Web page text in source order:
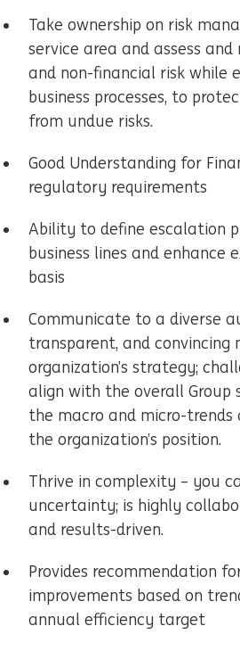
Take ownership on risk
service area and assess
and non-financial risk while
business processes, to
from undue risks.
Good Understanding for
regulatory requirements
Ability to define escalation
business lines and enhance
basis
Communicate to a diverse
transparent, and convincing
organization’s strategy;
align with the overall Group
the macro and micro-
the organization’s position.
Thrive in complexity – you
uncertainty; is highly
and results-driven.
Provides recommendation
improvements based on
annual efficiency target